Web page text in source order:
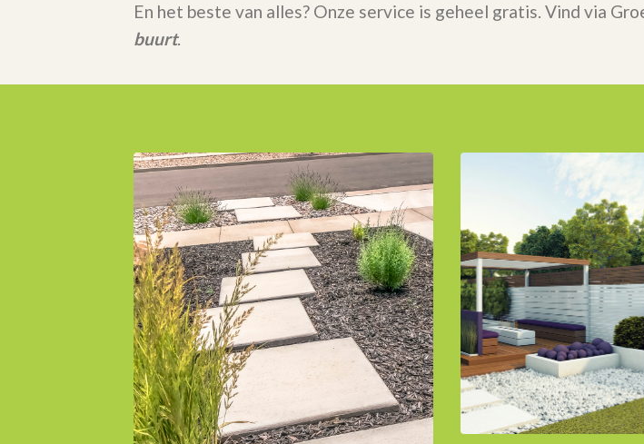
En het beste van alles? Onze service is geheel gratis. Vind via
buurt.